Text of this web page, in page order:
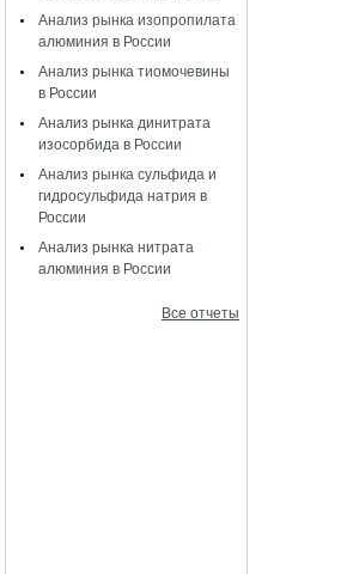
Анализ рынка изопропилата
алюминия в России
Анализ рынка тиомочевины
в России
Анализ рынка динитрата
изосорбида в России
Анализ рынка сульфида и
гидросульфида натрия в
России
Анализ рынка нитрата
алюминия в России
Все отчеты